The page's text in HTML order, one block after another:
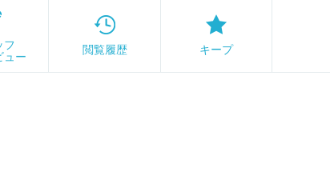
フ
ュー
閲覧履歴 キープ